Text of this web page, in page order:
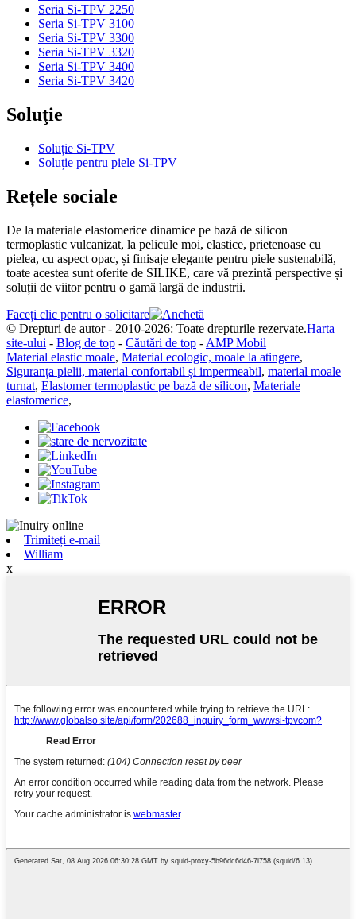
Seria Si-TPV 2250
Seria Si-TPV 3100
Seria Si-TPV 3300
Seria Si-TPV 3320
Seria Si-TPV 3400
Seria Si-TPV 3420
Soluţie
Soluție Si-TPV
Soluție pentru piele Si-TPV
Rețele sociale
De la materiale elastomerice dinamice pe bază de silicon
termoplastic vulcanizat, la pelicule moi, elastice, prietenoase cu
pielea, cu aspect opac, și finisaje elegante pentru piele sustenabilă,
toate acestea sunt oferite de SILIKE, care vă prezintă perspective și
soluții de viitor pentru o gamă largă de industrii.
Faceți clic pentru o solicitare
© Drepturi de autor - 2010-2026: Toate drepturile rezervate.Harta
site-ului - Blog de top - Căutări de top - AMP Mobil
Material elastic moale, Material ecologic, moale la atingere,
Siguranța pielii, material confortabil și impermeabil, material moale
turnat, Elastomer termoplastic pe bază de silicon, Materiale
elastomerice,
Trimiteți e-mail
William
x